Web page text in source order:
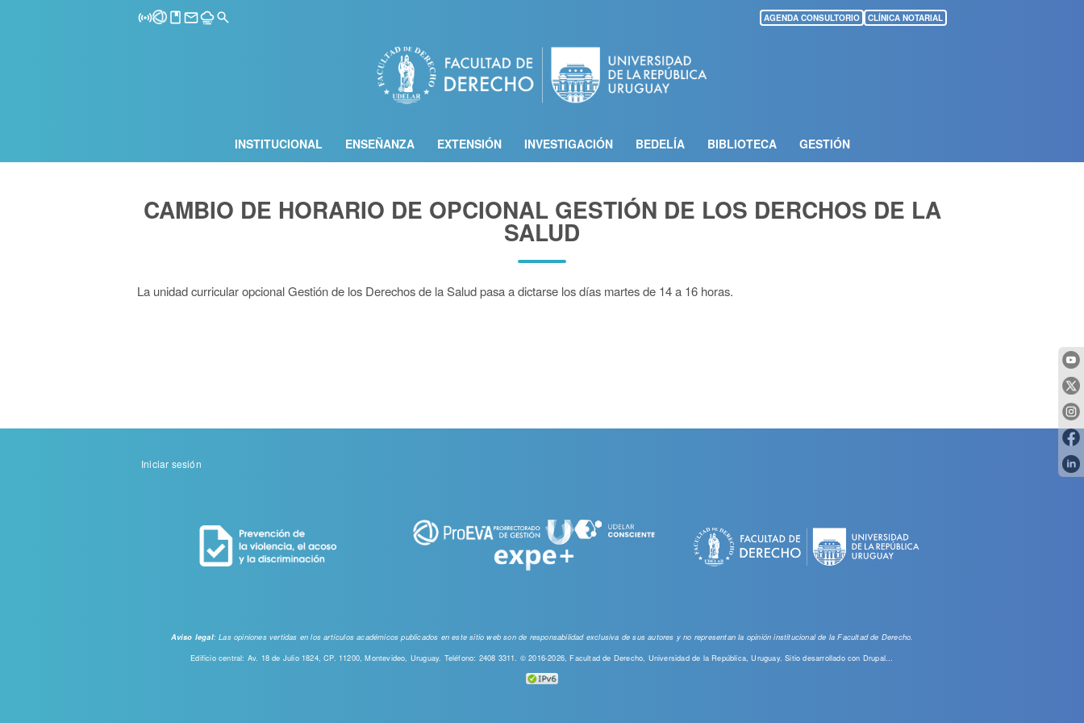
contenido
principal
AGENDA CONSULTORIO CLÍNICA NOTARIAL
INSTITUCIONAL ENSEÑANZA EXTENSIÓN INVESTIGACIÓN BEDELÍA BIBLIOTECA GESTIÓN
CAMBIO DE HORARIO DE OPCIONAL GESTIÓN DE LOS DERCHOS DE LA
SALUD
La unidad curricular opcional Gestión de los Derechos de la Salud pasa a dictarse los días martes de 14 a 16 horas.
Menu
Iniciar sesión
Aviso legal: Las opiniones vertidas en los artículos académicos publicados en este sitio web son de responsabilidad exclusiva de sus autores y no representan la opinión institucional de la Facultad de Derecho.
Edificio central: Av. 18 de Julio 1824, CP. 11200, Montevideo, Uruguay. Teléfono: 2408 3311. © 2016-2026, Facultad de Derecho, Universidad de la República, Uruguay. Sitio desarrollado con Drupal...